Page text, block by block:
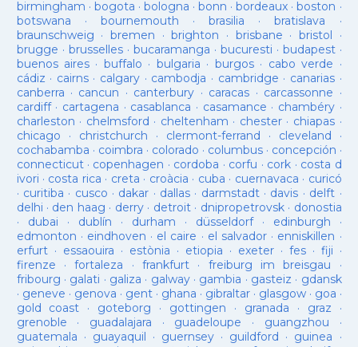
birmingham · bogota · bologna ·bonn ·bordeaux ·boston ·
botswana · bournemouth ·brasilia ·bratislava ·
braunschweig · bremen ·brighton · brisbane · bristol ·
brugge · brusselles· bucaramanga · bucuresti · budapest·
buenos aires· buffalo · bulgaria · burgos· cabo verde ·
cádiz · cairns· calgary · cambodja · cambridge · canarias·
canberra · cancun · canterbury · caracas · carcassonne ·
cardiff· cartagena · casablanca · casamance · chambéry·
charleston · chelmsford · cheltenham · chester· chiapas ·
chicago · christchurch · clermont-ferrand · cleveland ·
cochabamba · coimbra · colorado · columbus· concepción ·
connecticut· copenhagen · cordoba · corfu · cork · costa d
ivori · costa rica · creta · croàcia · cuba · cuernavaca · curicó
· curitiba · cusco · dakar · dallas · darmstadt· davis · delft ·
delhi · den haag · derry· detroit· dnipropetrovsk· donostia
· dubai · dublín · durham · düsseldorf· edinburgh ·
edmonton · eindhoven · el caire · el salvador · enniskillen ·
erfurt· essaouira · estònia · etiopia · exeter· fes· fiji ·
firenze ·fortaleza · frankfurt· freiburg im breisgau ·
fribourg · galati · galiza · galway· gambia · gasteiz · gdansk
· geneve · genova · gent· ghana · gibraltar· glasgow· goa ·
gold coast · goteborg · gottingen · granada · graz ·
grenoble · guadalajara · guadeloupe · guangzhou ·
guatemala · guayaquil · guernsey· guildford · guinea ·